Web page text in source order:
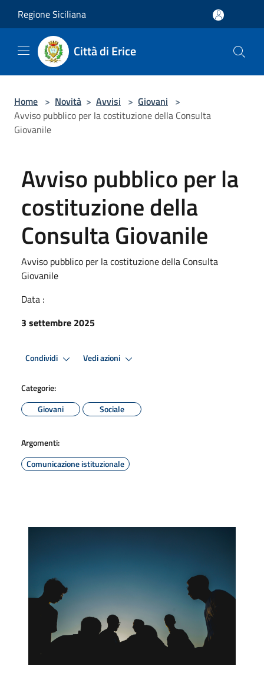
Regione Siciliana
Città di Erice
Home > Novità > Avvisi > Giovani >
Avviso pubblico per la costituzione della Consulta
Giovanile
Avviso pubblico per la
costituzione della
Consulta Giovanile
Avviso pubblico per la costituzione della Consulta
Giovanile
Data :
3 settembre 2025
Condividi Vedi azioni
Categorie:
Giovani
Sociale
Argomenti:
Comunicazione istituzionale